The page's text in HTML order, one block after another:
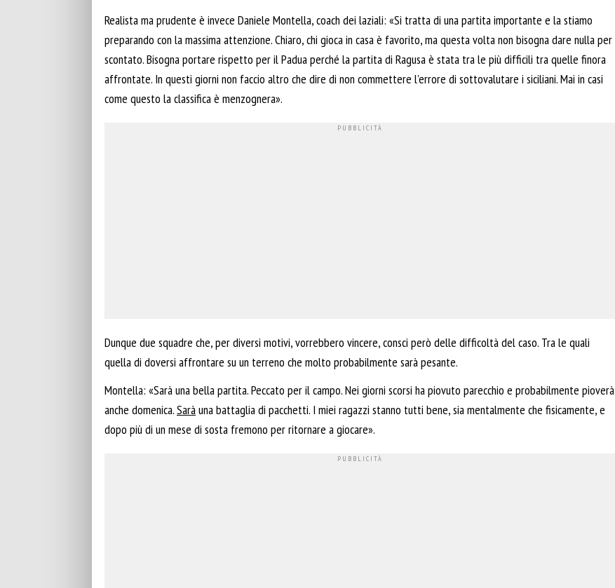
Realista ma prudente è invece Daniele Montella, coach dei laziali: «Si tratta di una partita importante e la stiamo
preparando con la massima attenzione. Chiaro, chi gioca in casa è favorito, ma questa volta non bisogna dare nulla per
scontato. Bisogna portare rispetto per il Padua perché la partita di Ragusa è stata tra le più difficili tra quelle finora
affrontate. In questi giorni non faccio altro che dire di non commettere l’errore di sottovalutare i siciliani. Mai in casi
come questo la classifica è menzognera».
Dunque due squadre che, per diversi motivi, vorrebbero vincere, consci però delle difficoltà del caso. Tra le quali
quella di doversi affrontare su un terreno che molto probabilmente sarà pesante.
Montella: «Sarà una bella partita. Peccato per il campo. Nei giorni scorsi ha piovuto parecchio e probabilmente pioverà
anche domenica.Saràuna battaglia di pacchetti. I miei ragazzi stanno tutti bene, sia mentalmente che fisicamente, e
dopo più di un mese di sosta fremono per ritornare a giocare».